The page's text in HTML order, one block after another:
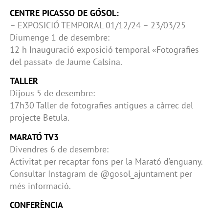
CENTRE PICASSO DE GÓSOL:
– EXPOSICIÓ TEMPORAL 01/12/24 – 23/03/25
Diumenge 1 de desembre:
12 h Inauguració exposició temporal «Fotografies
del passat» de Jaume Calsina.
TALLER
Dijous 5 de desembre:
17h30 Taller de fotografies antigues a càrrec del
projecte Betula.
MARATÓ TV3
Divendres 6 de desembre:
Activitat per recaptar fons per la Marató d’enguany.
Consultar Instagram de @gosol_ajuntament per
més informació.
CONFERÈNCIA